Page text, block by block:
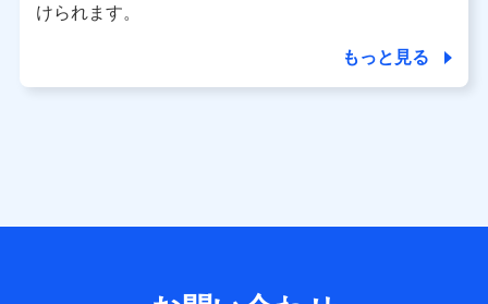
ーション利用時の行動に関する情報、購入されたサービスや
当社又は株式会社NTTドコモが提供する保険関連サービスに
送信履歴などの情報）が含まれます。
けられます。
もっと見る